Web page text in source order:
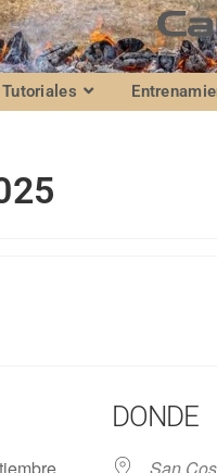
Tutoriales
DONDE